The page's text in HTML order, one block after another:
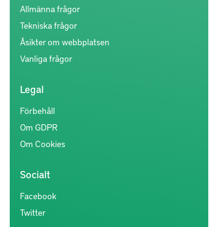
Allmänna frågor
Tekniska frågor
Åsikter om webbplatsen
Vanliga frågor
Legal
Förbehåll
Om GDPR
Om Cookies
Socialt
Facebook
Twitter